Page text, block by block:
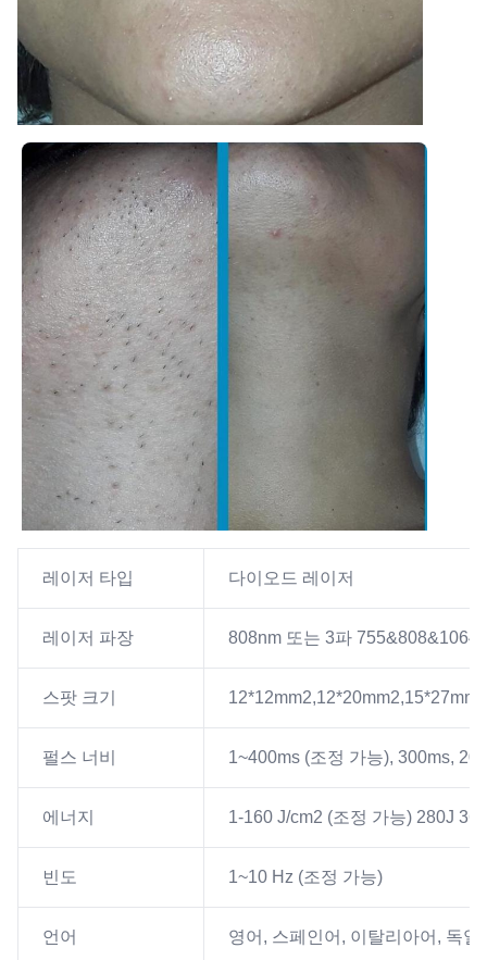
레이저 타입 다이오드 레이저
레이저 파장 808nm 또는 3파
스팟 크기
펄스 너비 1~400ms (조정 가능), 300ms,
에너지 1-160 J/cm2 (조정 가능) 280J
빈도 1~10 Hz (조정 가능)
언어 영어, 스페인어, 이탈리아어, 독